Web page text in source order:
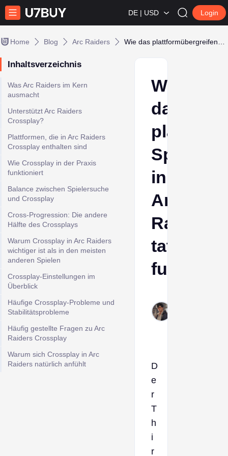
DE | USD Login
Home Blog Arc Raiders
Inhaltsverzeichnis
Was Arc Raiders im Kern
ausmacht
Unterstützt Arc Raiders
Crossplay?
Plattformen, die in Arc Raiders
Crossplay enthalten sind
Wie Crossplay in der Praxis
funktioniert
Balance zwischen Spielersuche
und Crossplay
Cross-Progression: Die andere
Hälfte des Crossplays
Warum Crossplay in Arc Raiders
wichtiger ist als in den meisten
anderen Spielen
Crossplay-Einstellungen im
Überblick
Häufige Crossplay-Probleme und
Stabilitätsprobleme
Häufig gestellte Fragen zu Arc
Raiders Crossplay
Warum sich Crossplay in Arc
Raiders natürlich anfühlt
Wie
das
Spielen
in
Arc
Raiders
D
e
r
T
h
i
r